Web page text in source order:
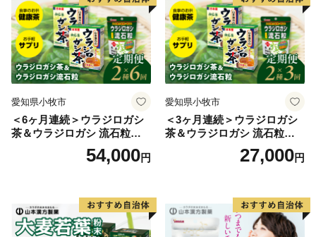
愛知県小牧市
＜6ヶ月連続＞ウラジロガシ
茶＆ウラジロガシ 流石粒
山本漢方 定期便54,000円
愛知県小牧市
＜3ヶ月連続＞ウラジロガシ
茶＆ウラジロガシ 流石粒
山本漢方 定期便27,000円